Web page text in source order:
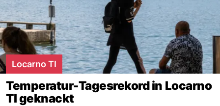
Locarno TI
Temperatur-Tagesrekord in Locarno
TI geknackt